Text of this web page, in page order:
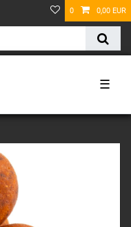
0 0,00 EUR
☰